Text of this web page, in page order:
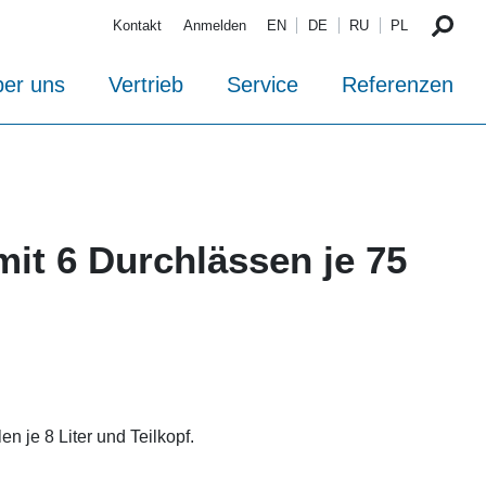
Kontakt Anmelden EN DE RU PL
uns Vertrieb Service Referenzen
6 Durchlässen je 75
je 8 Liter und Teilkopf.